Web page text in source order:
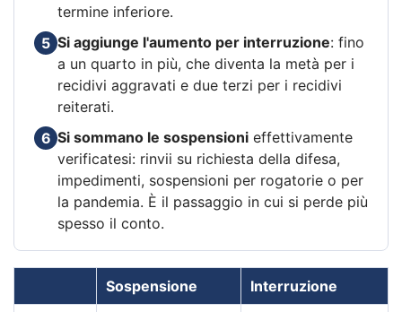
termine inferiore.
5 Si aggiunge l'aumento per interruzione: fino
a un quarto in più, che diventa la metà per i
recidivi aggravati e due terzi per i recidivi
reiterati.
6 Si sommano le sospensioni effettivamente
verificatesi: rinvii su richiesta della difesa,
impedimenti, sospensioni per rogatorie o per
la pandemia. È il passaggio in cui si perde più
spesso il conto.
Sospensione Interruzione